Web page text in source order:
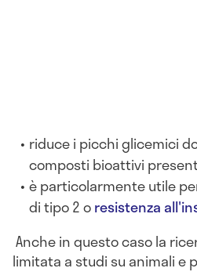
riduce i picchi glicemici
composti bioattivi
è particolarmente utile
di tipo 2 oresistenza
Anche in questo caso la
limitata a studi su animali e